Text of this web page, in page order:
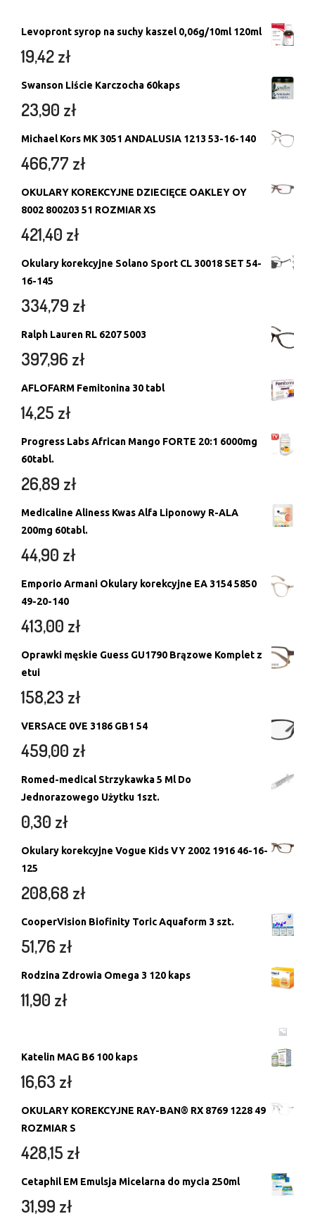
Levopront syrop na suchy kaszel 0,06g/10ml 120ml
19,42zł
Swanson Liście Karczocha 60kaps
23,90 zł
Michael Kors MK 3051 ANDALUSIA 1213 53-16-140
466,77 zł
OKULARY KOREKCYJNE DZIECIĘCE OAKLEY OY
8002 800203 51 ROZMIAR XS
421,40 zł
Okulary korekcyjne Solano Sport CL 30018 SET 54-
16-145
334,79 zł
Ralph Lauren RL 6207 5003
397,96 zł
AFLOFARM Femitonina 30 tabl
14,25 zł
Progress Labs African Mango FORTE 20:1 6000mg
60tabl.
26,89 zł
Medicaline Aliness Kwas Alfa Liponowy R-ALA
200mg 60tabl.
44,90 zł
Emporio Armani Okulary korekcyjne EA 3154 5850
49-20-140
413,00 zł
Oprawki męskie Guess GU1790 Brązowe Komplet z
etui
158,23 zł
VERSACE 0VE 3186 GB1 54
459,00 zł
Romed-medical Strzykawka 5 Ml Do
Jednorazowego Użytku 1szt.
0,30 zł
Okulary korekcyjne Vogue Kids VY 2002 1916 46-16-
125
208,68 zł
CooperVision Biofinity Toric Aquaform 3 szt.
51,76 zł
Rodzina Zdrowia Omega 3 120 kaps
11,90 zł
Katelin MAG B6 100 kaps
16,63 zł
OKULARY KOREKCYJNE RAY-BAN® RX 8769 1228 49
ROZMIAR S
428,15 zł
Cetaphil EM Emulsja Micelarna do mycia 250ml
31,99 zł